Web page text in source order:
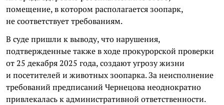
помещение, в котором располагается зоопарк,
не соответствует требованиям.
В суде пришли к выводу, что нарушения,
подтвержденные также в ходе прокурорской проверки
от 25 декабря 2025 года, создают угрозу жизни
и посетителей и животных зоопарка. За неисполнение
требований предписаний Чернецова неоднократно
привлекалась к административной ответственности.